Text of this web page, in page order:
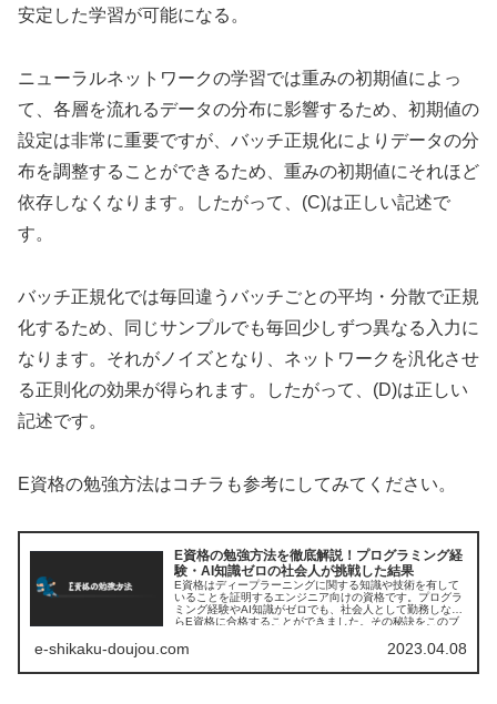
安定した学習が可能になる。
ニューラルネットワークの学習では重みの初期値によっ
て、各層を流れるデータの分布に影響するため、初期値の
設定は非常に重要ですが、バッチ正規化によりデータの分
布を調整することができるため、重みの初期値にそれほど
依存しなくなります。したがって、(C)は正しい記述で
す。
バッチ正規化では毎回違うバッチごとの平均・分散で正規
化するため、同じサンプルでも毎回少しずつ異なる入力に
なります。それがノイズとなり、ネットワークを汎化させ
る正則化の効果が得られます。したがって、(D)は正しい
記述です。
E資格の勉強方法はコチラも参考にしてみてください。
E資格の勉強方法を徹底解説！プログラミング経
験・AI知識ゼロの社会人が挑戦した結果
E資格はディープラーニングに関する知識や技術を有して
いることを証明するエンジニア向けの資格です。プログラ
ミング経験やAI知識がゼロでも、社会人として勤務しなが
らE資格に合格することができました。その秘訣をこのブ
e-shikaku-doujou.com 2023.04.08